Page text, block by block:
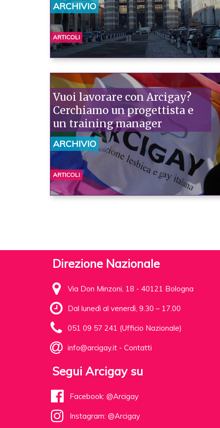
ARCHIVIO
ARTICOLI
Vuoi lavorare con Arcigay?
Cerchiamo un progettista e
un training manager
ARCHIVIO
ARTICOLI
Direzione Nazionale
Via Don Minzoni, 18 - 40121 Bologna
Dal lunedì al venerdì, 9.30 – 17.00
051 09 57 241 (Ufficio Nazionale)
info@arcigay.it - Contatti
Segui Arcigay su
Facebook: @Arcigay
Instagram: @Arcigay